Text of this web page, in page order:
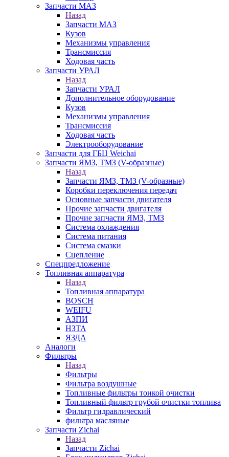
Запчасти МАЗ
Назад
Запчасти МАЗ
Кузов
Механизмы управления
Трансмиссия
Ходовая часть
Запчасти УРАЛ
Назад
Запчасти УРАЛ
Дополнительное оборудование
Кузов
Механизмы управления
Трансмиссия
Ходовая часть
Электрооборудование
Запчасти для ГБЦ Weichai
Запчасти ЯМЗ, ТМЗ (V-образные)
Назад
Запчасти ЯМЗ, ТМЗ (V-образные)
Коробки переключения передач
Основные запчасти двигателя
Прочие запчасти двигателя
Прочие запчасти ЯМЗ, ТМЗ
Система охлаждения
Система питания
Система смазки
Сцепление
Спецпредложение
Топливная аппаратура
Назад
Топливная аппаратура
BOSCH
WEIFU
АЗПИ
НЗТА
ЯЗДА
Аналоги
Фильтры
Назад
Фильтры
Фильтра воздушные
Топливные фильтры тонкой очистки
Топливный фильтр грубой очистки топлива
Фильтр гидравлический
фильтра масляные
Запчасти Zichai
Назад
Запчасти Zichai